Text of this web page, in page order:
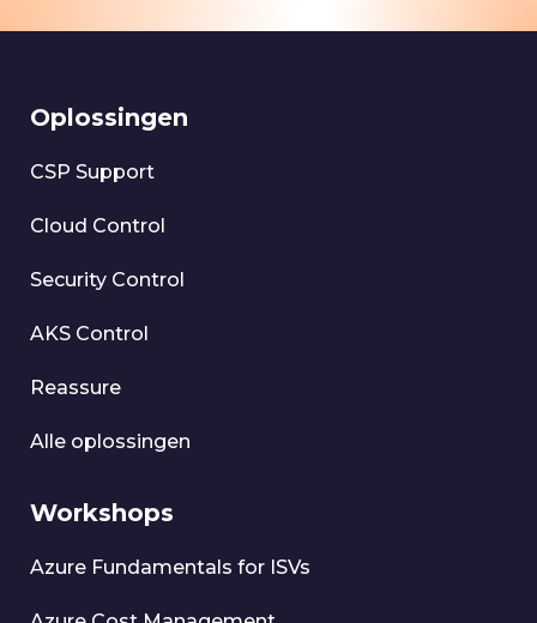
Oplossingen
CSP Support
Cloud Control
Security Control
AKS Control
Reassure
Alle oplossingen
Workshops
Azure Fundamentals for ISVs